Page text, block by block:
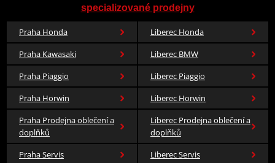
specializované prodejny
Praha Honda
Liberec Honda
Praha Kawasaki
Liberec BMW
Praha Piaggio
Liberec Piaggio
Praha Horwin
Liberec Horwin
Praha Prodejna oblečení a
doplňků
Liberec Prodejna oblečení a
doplňků
Praha Servis
Liberec Servis